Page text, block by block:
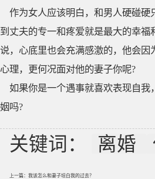
作为女人应该明白，和男人硬碰
到丈夫的专一和疼爱就是最大的幸
说，心底里也会充满感激的，他会
心理，更何况面对他的妻子你呢?
如果你是一个遇事就喜欢表现自
姻吗?
关键词： 离婚
上一篇： 我该怎么和妻子坦白我的过去？